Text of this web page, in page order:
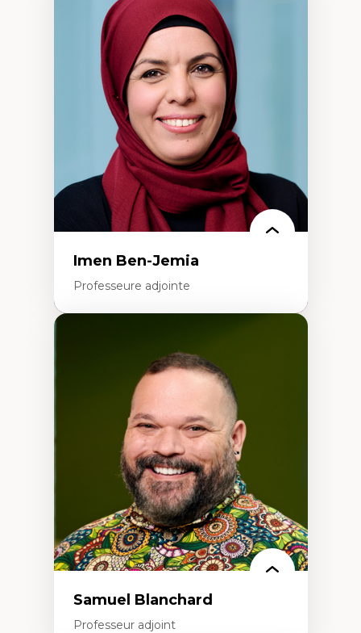
Imen Ben-Jemia
Professeure adjointe
Discours sur la ville et représentations
Mosquées, formes et usages au Canada
Reconnaissance et représentations des
communautés immigrantes dans l'espace
Design architectural et urbain
Patrimoine et patrimonialisation
Études postcoloniales et décolonisation des
savoirs
Samuel Blanchard
Professeur adjoint